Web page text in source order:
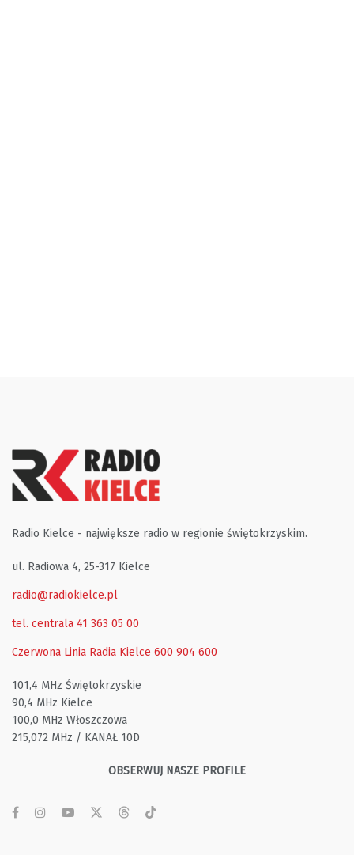
Radio Kielce - największe radio w regionie świętokrzyskim.
ul. Radiowa 4, 25-317 Kielce
radio@radiokielce.pl
tel. centrala 41 363 05 00
Czerwona Linia Radia Kielce 600 904 600
101,4 MHz Świętokrzyskie
90,4 MHz Kielce
100,0 MHz Włoszczowa
215,072 MHz / KANAŁ 10D
OBSERWUJ NASZE PROFILE